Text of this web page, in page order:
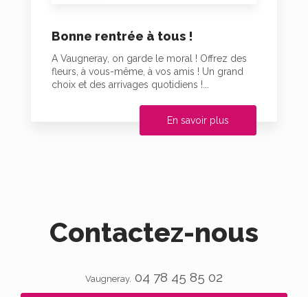
Bonne rentrée à tous !
A Vaugneray, on garde le moral ! Offrez des
fleurs, à vous-même, à vos amis ! Un grand
choix et des arrivages quotidiens !...
En savoir plus
Contactez-nous
Vaugneray. 04 78 45 85 02